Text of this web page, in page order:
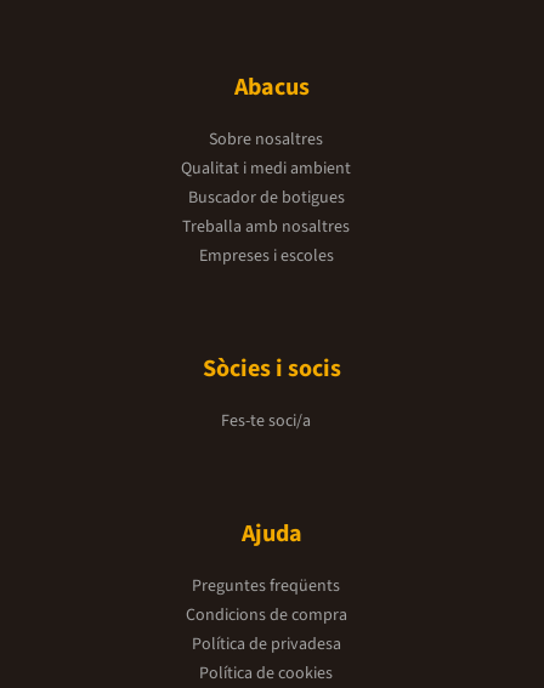
Abacus
Sobre nosaltres
Qualitat i medi ambient
Buscador de botigues
Treballa amb nosaltres
Empreses i escoles
Sòcies i socis
Fes-te soci/a
Ajuda
Preguntes freqüents
Condicions de compra
Política de privadesa
Política de cookies